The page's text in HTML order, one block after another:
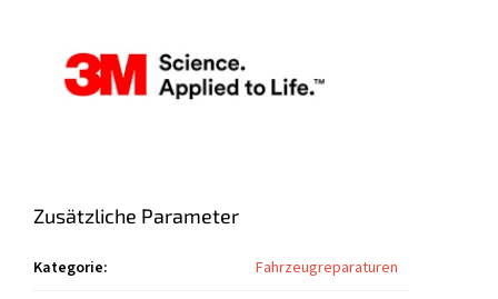
Zusätzliche Parameter
Kategorie:
Fahrzeugreparaturen